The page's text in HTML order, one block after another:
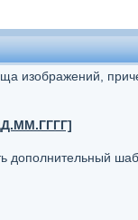
изображений,
дополнительный